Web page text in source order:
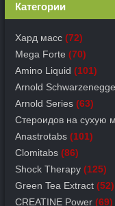
Категории
Хард масс (72)
Mega Forte (70)
Amino Liquid (101)
Arnold
Arnold Series (63)
Стероидов на сухую
Anastrotabs (101)
Clomitabs (86)
Shock Therapy (125)
Green Tea Extract (52)
СREATINE Power (69)